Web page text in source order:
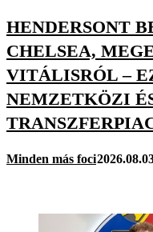
HENDERSONT
CHELSEA,
VITÁLISRÓL –
NEMZETKÖZI
Minden más foci